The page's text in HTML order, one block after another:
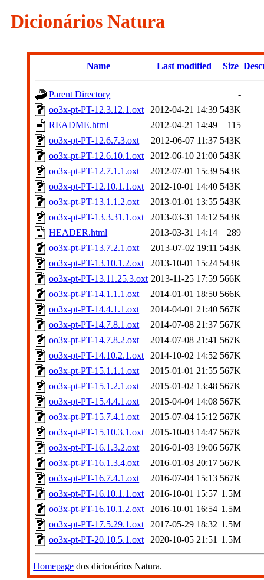
Dicionários Natura
Name Last modified Size
Parent Directory
-
oo3x-pt-PT-12.3.12.1.oxt
2012-04-21 14:39 543K
README.html
2012-04-21 14:49
115
oo3x-pt-PT-12.6.7.3.oxt
2012-06-07 11:37 543K
oo3x-pt-PT-12.6.10.1.oxt
2012-06-10 21:00 543K
oo3x-pt-PT-12.7.1.1.oxt
2012-07-01 15:39 543K
oo3x-pt-PT-12.10.1.1.oxt
2012-10-01 14:40 543K
oo3x-pt-PT-13.1.1.2.oxt
2013-01-01 13:55 543K
oo3x-pt-PT-13.3.31.1.oxt
2013-03-31 14:12 543K
HEADER.html
2013-03-31 14:14
289
oo3x-pt-PT-13.7.2.1.oxt
2013-07-02 19:11 543K
oo3x-pt-PT-13.10.1.2.oxt
2013-10-01 15:24 543K
oo3x-pt-PT-13.11.25.3.oxt 2013-11-25 17:59 566K
oo3x-pt-PT-14.1.1.1.oxt
2014-01-01 18:50 566K
oo3x-pt-PT-14.4.1.1.oxt
2014-04-01 21:40 567K
oo3x-pt-PT-14.7.8.1.oxt
2014-07-08 21:37 567K
oo3x-pt-PT-14.7.8.2.oxt
2014-07-08 21:41 567K
oo3x-pt-PT-14.10.2.1.oxt
2014-10-02 14:52 567K
oo3x-pt-PT-15.1.1.1.oxt
2015-01-01 21:55 567K
oo3x-pt-PT-15.1.2.1.oxt
2015-01-02 13:48 567K
oo3x-pt-PT-15.4.4.1.oxt
2015-04-04 14:08 567K
oo3x-pt-PT-15.7.4.1.oxt
2015-07-04 15:12 567K
oo3x-pt-PT-15.10.3.1.oxt
2015-10-03 14:47 567K
oo3x-pt-PT-16.1.3.2.oxt
2016-01-03 19:06 567K
oo3x-pt-PT-16.1.3.4.oxt
2016-01-03 20:17 567K
oo3x-pt-PT-16.7.4.1.oxt
2016-07-04 15:13 567K
oo3x-pt-PT-16.10.1.1.oxt
2016-10-01 15:57 1.5M
oo3x-pt-PT-16.10.1.2.oxt
2016-10-01 16:54 1.5M
oo3x-pt-PT-17.5.29.1.oxt
2017-05-29 18:32 1.5M
oo3x-pt-PT-20.10.5.1.oxt
2020-10-05 21:51 1.5M
Homepage dos dicionários Natura.